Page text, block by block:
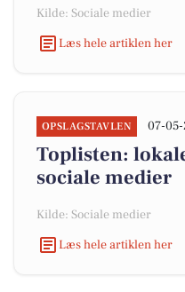
Kilde: Sociale medier
Læs hele artiklen her
OPSLAGSTAVLEN 07-
Toplisten:
sociale medier
Kilde: Sociale medier
Læs hele artiklen her